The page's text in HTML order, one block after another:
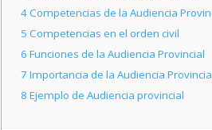
4Competencias de la Audiencia
5 Competencias en el orden civil
6 Funciones de la Audiencia Provincial
7 Importancia de la Audiencia
8 Ejemplo de Audiencia provincial